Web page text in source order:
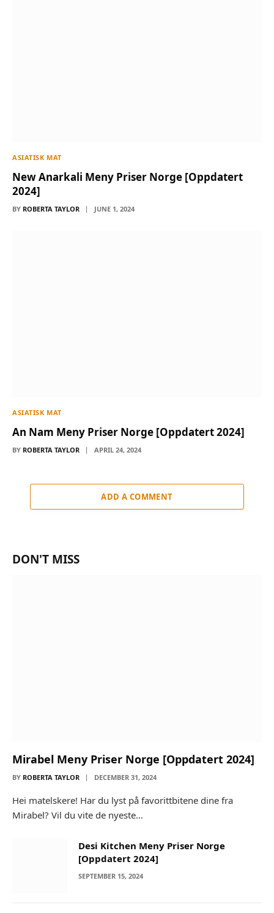
ASIATISK MAT
New Anarkali Meny Priser Norge [Oppdatert
2024]
BY ROBERTA TAYLOR JUNE 1, 2024
ASIATISK MAT
An Nam Meny Priser Norge [Oppdatert 2024]
BY ROBERTA TAYLOR APRIL 24, 2024
ADD A COMMENT
DON'T MISS
Mirabel Meny Priser Norge [Oppdatert 2024]
BY ROBERTA TAYLOR DECEMBER 31, 2024
Hei matelskere! Har du lyst på favorittbitene dine fra
Mirabel? Vil du vite de nyeste…
Desi Kitchen Meny Priser Norge
[Oppdatert 2024]
SEPTEMBER 15, 2024